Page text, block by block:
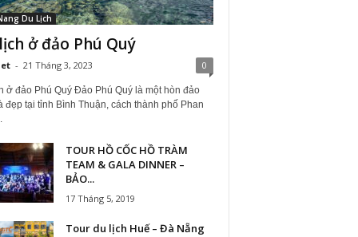
Du Lịch
ở đảo Phú Quý
- 21 Tháng 3, 2023 0
ở đảo Phú Quý Đảo Phú Quý là một hòn đảo
đẹp tại tỉnh Bình Thuận, cách thành phố Phan
TOUR HỒ CỐC HỒ TRÀM
TEAM & GALA DINNER –
BẢO...
17 Tháng 5, 2019
Tour du lịch Huế – Đà Nẵng